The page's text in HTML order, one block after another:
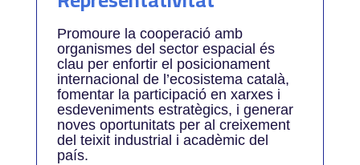
Promoure la cooperació amb
organismes del sector espacial és
clau per enfortir el posicionament
internacional de l’ecosistema català,
fomentar la participació en xarxes i
esdeveniments estratègics, i generar
noves oportunitats per al creixement
del teixit industrial i acadèmic del
país.